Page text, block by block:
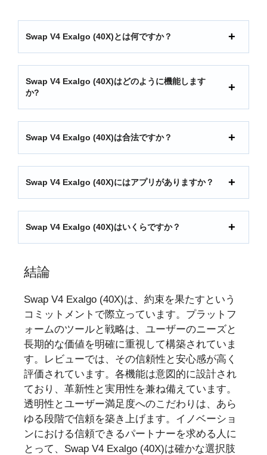
Swap V4 Exalgo (40X)とは何ですか？
Swap V4 Exalgo (40X)はどのように機能します
か?
Swap V4 Exalgo (40X)は合法ですか？
Swap V4 Exalgo (40X)にはアプリがありますか？
Swap V4 Exalgo (40X)はいくらですか？
結論
Swap V4 Exalgo (40X)は、約束を果たすという
コミットメントで際立っています。プラットフ
ォームのツールと戦略は、ユーザーのニーズと
長期的な価値を明確に重視して構築されていま
す。レビューでは、その信頼性と安心感が高く
評価されています。各機能は意図的に設計され
ており、革新性と実用性を兼ね備えています。
透明性とユーザー満足度へのこだわりは、あら
ゆる段階で信頼を築き上げます。イノベーショ
ンにおける信頼できるパートナーを求める人に
とって、Swap V4 Exalgo (40X)は確かな選択肢